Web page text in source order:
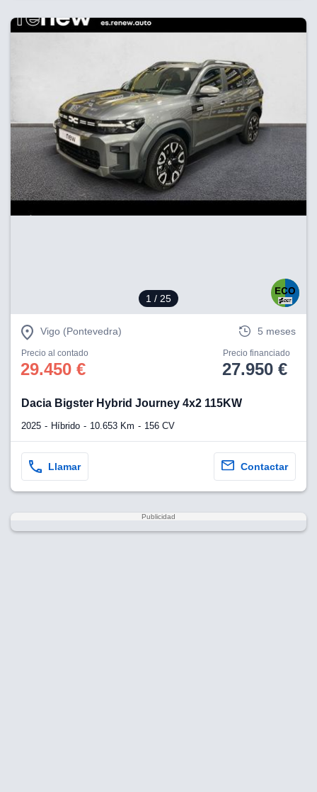
1 / 25
Vigo (Pontevedra) 5 meses
Precio al contado
29.450 €
Precio financiado
27.950 €
Dacia Bigster Hybrid Journey 4x2 115KW
2025 Híbrido 10.653 Km 156 CV
Llamar Contactar